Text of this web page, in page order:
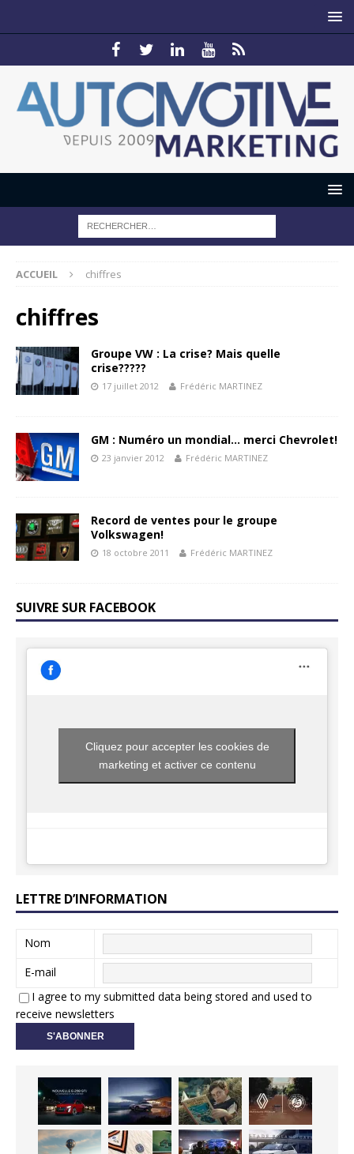
ACCUEIL chiffres
chiffres
Groupe VW : La crise? Mais quelle
crise?????
17 juillet 2012 Frédéric MARTINEZ
GM : Numéro un mondial… merci Chevrolet!
23 janvier 2012 Frédéric MARTINEZ
Record de ventes pour le groupe
Volkswagen!
18 octobre 2011 Frédéric MARTINEZ
SUIVRE SUR FACEBOOK
Cliquez pour accepter les cookies de
marketing et activer ce contenu
LETTRE D’INFORMATION
Nom
E-mail
I agree to my submitted data being stored and used to
receive newsletters